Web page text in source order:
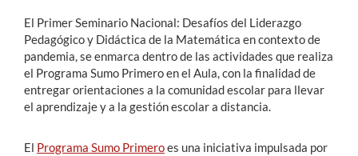
El Primer Seminario Nacional: Desafíos del Liderazgo
Pedagógico y Didáctica de la Matemática en contexto de
pandemia, se enmarca dentro de las actividades que realiza
el Programa Sumo Primero en el Aula, con la finalidad de
entregar orientaciones a la comunidad escolar para llevar
el aprendizaje y a la gestión escolar a distancia.
El Programa Sumo Primeroes una iniciativa impulsada por